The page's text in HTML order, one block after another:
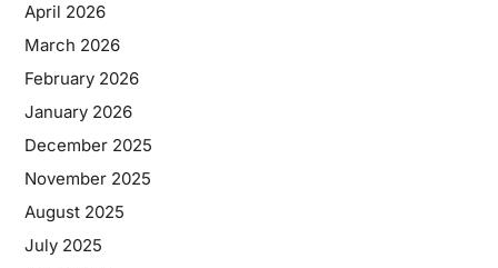
April 2026
March 2026
February 2026
January 2026
December 2025
November 2025
August 2025
July 2025